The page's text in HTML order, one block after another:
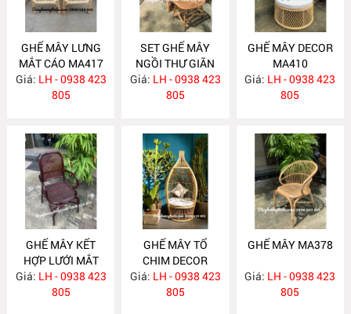
GHẾ MÂY LƯNG
MẮT CÁO MA417
Giá: LH - 0938 423
805
SET GHẾ MÂY
NGỒI THƯ GIÃN
MA416
Giá: LH - 0938 423
805
GHẾ MÂY DECOR
MA410
Giá: LH - 0938 423
805
GHẾ MÂY KẾT
HỢP LƯỚI MẮT
CÁO MA400
Giá: LH - 0938 423
805
GHẾ MÂY TỔ
CHIM DECOR
MA395
Giá: LH - 0938 423
805
GHẾ MÂY MA378
Giá: LH - 0938 423
805